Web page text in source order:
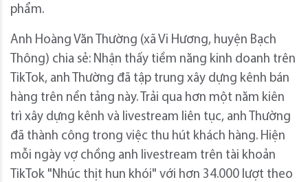
phẩm.
Anh Hoàng Văn Thường (xã Vi Hương, huyện Bạch
Thông) chia sẻ: Nhận thấy tiềm năng kinh doanh trên
TikTok, anh Thường đã tập trung xây dựng kênh bán
hàng trên nền tảng này. Trải qua hơn một năm kiên
trì xây dựng kênh và livestream liên tục, anh Thường
đã thành công trong việc thu hút khách hàng. Hiện
mỗi ngày vợ chồng anh livestream trên tài khoản
TikTok "Nhúc thịt hun khói" với hơn 34.000 lượt theo